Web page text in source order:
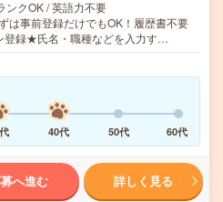
ンクOK / 英語力不要
は事前登録だけでもOK！履歴書不要
登録★氏名・職種などを入力す…
40代 50代 60代
へ進む 詳しく見る